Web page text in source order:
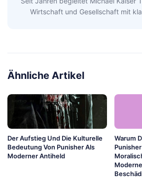
Wirtschaft und Gesellschaft mit
Ähnliche Artikel
Der Aufstieg Und Die Kulturelle
Bedeutung Von Punisher Als
Moderner Antiheld
Warum